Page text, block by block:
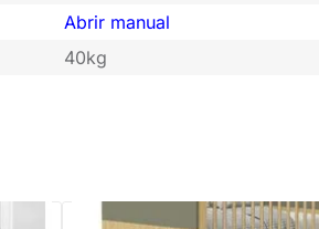
Abrir manual
40kg